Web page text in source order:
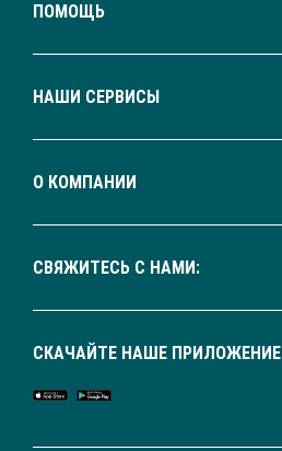
ПОМОЩЬ
НАШИ СЕРВИСЫ
О КОМПАНИИ
СВЯЖИТЕСЬ С НАМИ:
СКАЧАЙТЕ НАШЕ ПРИЛОЖЕНИЕ